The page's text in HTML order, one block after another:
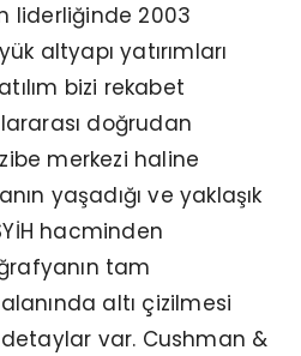
liderliğinde 2003
altyapı yatırımları
bizi rekabet
doğrudan
merkezi haline
yaşadığı ve yaklaşık
hacminden
tam
altı çizilmesi
var. Cushman &